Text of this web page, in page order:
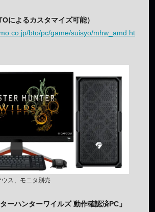
によるカスタマイズ可能）
bto/pc/game/suisyo/mhw_amd.ht
ス、モニタ別売
ーハンターワイルズ 動作確認済PC」